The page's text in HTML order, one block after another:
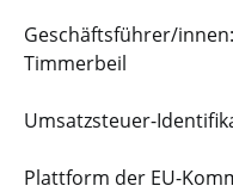
Geschäftsführer/
Timmerbeil
Umsatzsteuer-
Plattform der EU-